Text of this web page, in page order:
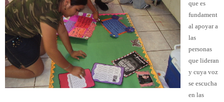
que es
fundament
al apoyar a
las
personas
que lideran
y cuya voz
se escucha
en las